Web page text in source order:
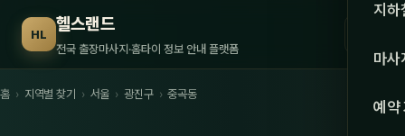
HL 헬스랜드
전국 출장마사지·홈타이 정보 안내 플랫폼 서울
지하
마사
관리
예약
홈 › 지역별 찾기 › 서울 › 광진구 › 중곡동